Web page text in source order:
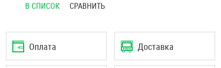
В СПИСОК СРАВНИТЬ
Оплата Доставка